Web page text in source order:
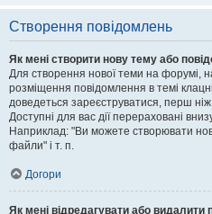
Створення повідомлень
Як мені створити нову тему або
Для створення нової теми на форумі,
розміщення повідомлення в темі
доведеться зареєструватися, перш
Доступні для вас дії перераховані
Наприклад: "Ви можете створювати
файли" і т. п.
Догори
Як мені відредагувати або видалити